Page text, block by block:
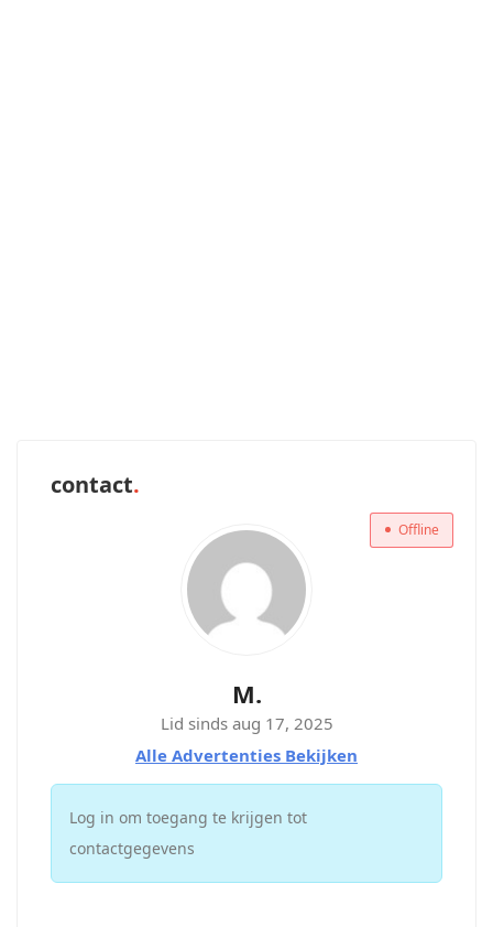
contact
Offline
M.
Lid sinds aug 17, 2025
Alle Advertenties Bekijken
Log in om toegang te krijgen tot
contactgegevens